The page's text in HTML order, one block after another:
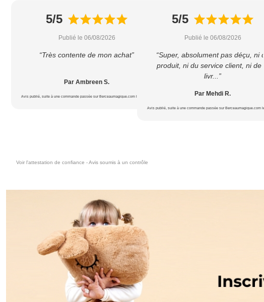
5/5
Publié le 06/08/2026
“Très contente de mon achat”
Par Ambreen S.
Avis publié, suite à une commande passée sur Berceaumagique.com le 18/07/2026
5/5
Publié le 06/08/2026
“Super, absolument pas déçu, ni
produit, ni du service client, ni de
livr...”
Par Mehdi R.
Avis publié, suite à une commande passée sur Berceaumagique.com le
Voir l'attestation de confiance - Avis soumis à un contrôle